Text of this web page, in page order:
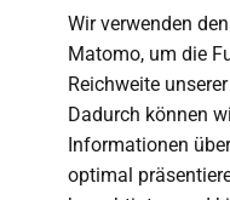
Wir verwenden
Matomo, um die
Reichweite
Dadurch können
Informationen
optimal